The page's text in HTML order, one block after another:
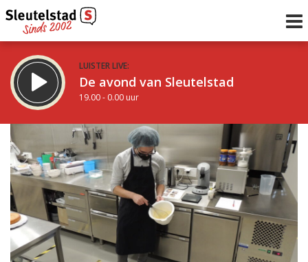
LUISTER LIVE:
De avond van Sleutelstad
19.00 - 0.00 uur
De nacht van Sleutelstad
0.00 - 6.00 uur
Vorig uur
uur 1 van 0 Volgend uur
Inklappen